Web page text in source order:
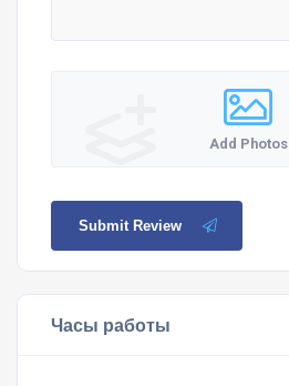
Add Photos
Submit Review
Часы работы